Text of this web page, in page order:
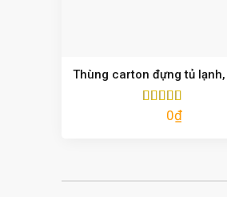
Thùng carton đựng tủ
Được xếp
0₫